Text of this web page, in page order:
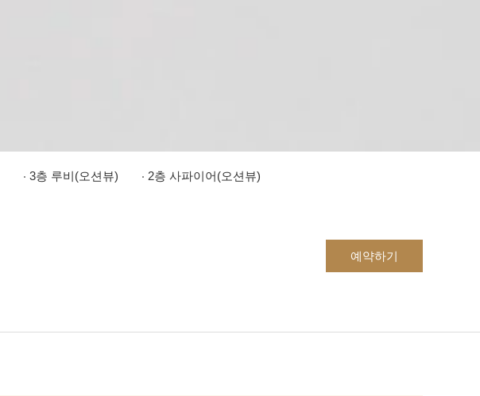
3층 루비(오션뷰) 2층 사파이어(오션뷰)
예약하기